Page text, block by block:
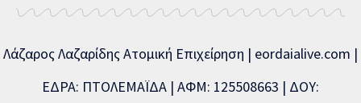
Λάζαρος Λαζαρίδης Ατομική Επιχείρηση | eordaialive.com |
ΕΔΡΑ: ΠΤΟΛΕΜΑΪΔΑ | ΑΦΜ: 125508663 | ΔΟΥ: